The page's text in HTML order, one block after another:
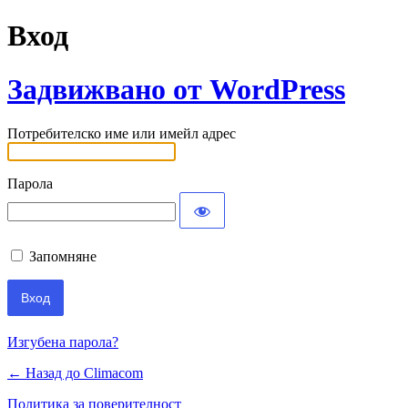
Вход
Задвижвано от WordPress
Потребителско име или имейл адрес
Парола
Запомняне
Изгубена парола?
← Назад до Climacom
Политика за поверителност